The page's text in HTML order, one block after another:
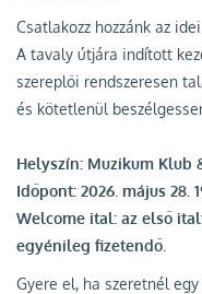
Csatlakozz hozzánk az
A tavaly útjára indított
szereplői rendszeresen
és kötetlenül
Helyszín: Muzikum Klub
Időpont: 2026. május 28.
Welcome ital: az első
egyénileg fizetendő.
Gyere el, ha szeretnél